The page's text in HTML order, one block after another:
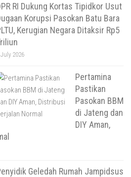
RI Dukung Kortas Tipidkor Usut
Korupsi Pasokan Batu Bara
Kerugian Negara Ditaksir Rp5
2026
Pertamina
Pastikan
Pasokan BBM
di Jateng dan
DIY Aman,
Geledah Rumah Jampidsus